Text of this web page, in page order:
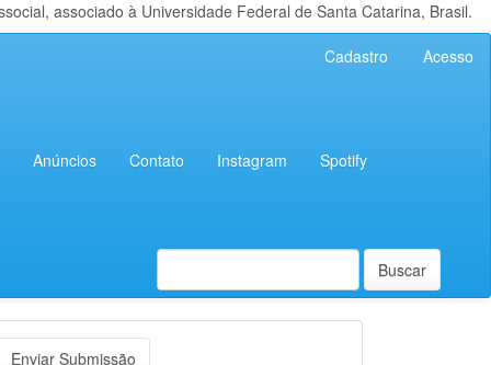
associado à Universidade Federal de Santa Catarina, Brasil.
Cadastro Acesso
Anúncios Contato Instagram Spotify
Buscar
Enviar Submissão